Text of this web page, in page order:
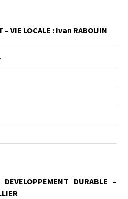
– VIE LOCALE : Ivan RABOUIN
DURABLE –